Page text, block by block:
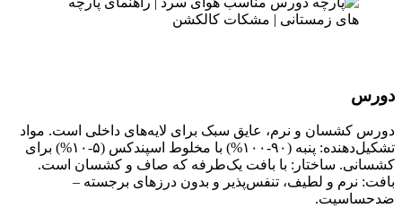
دورس
دورس کشسان و نرم، عایق سبک برای لایه‌های داخلی است. مواد
تشکیل‌دهنده: پنبه (۹۰-۱۰۰%) با مخلوط اسپندکس (۵-۱۰%) برای
کشسانی. ساختار: با بافت یک‌طرفه که صاف و کشسان است.
بافت: نرم و لطیف، تنفس‌پذیر و بدون درزهای برجسته –
ضدحساسیت.